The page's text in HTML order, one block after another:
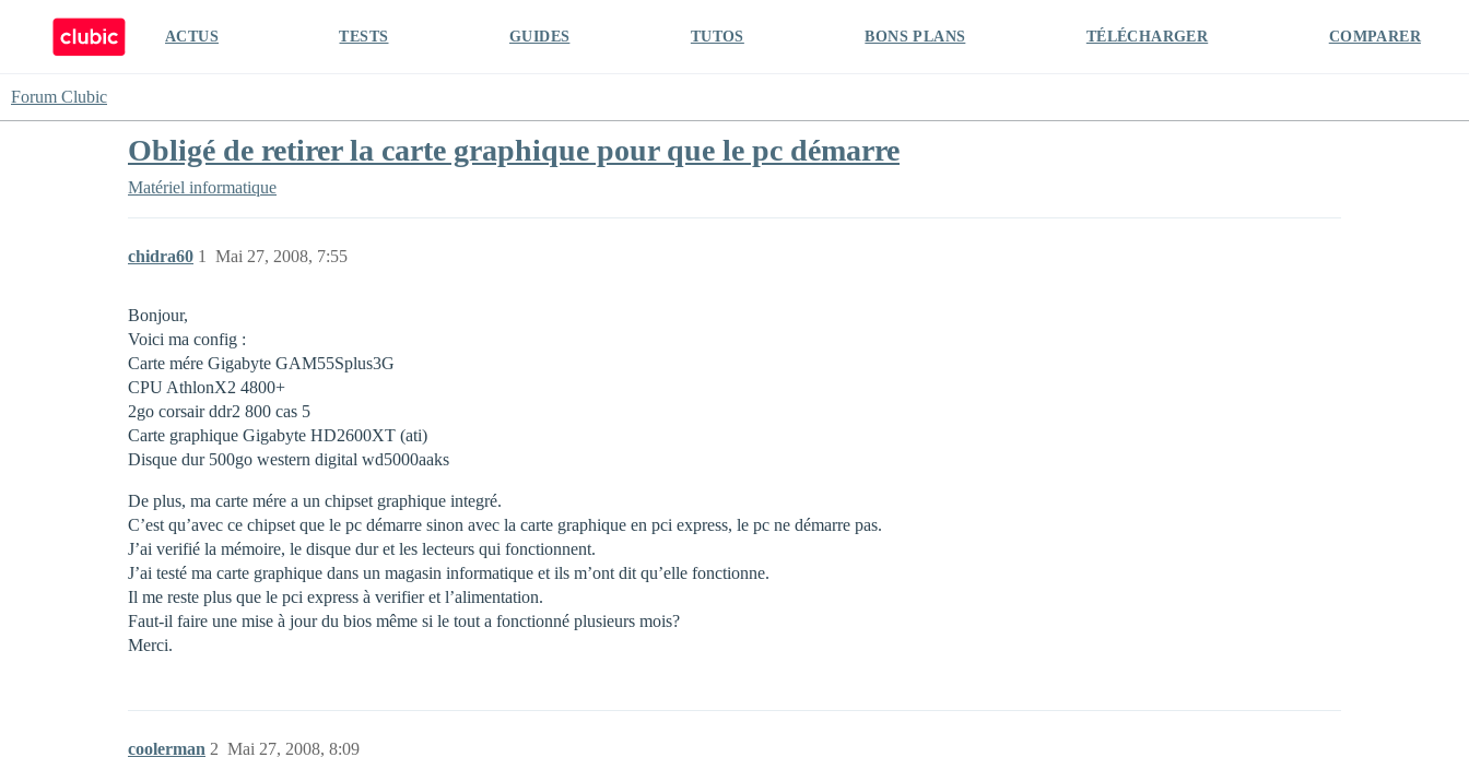
ACTUS TESTS GUIDES TUTOS BONS PLANS TÉLÉCHARGER COMPARER
Forum Clubic
Obligé de retirer la carte graphique pour que le pc démarre
Matériel informatique
chidra60 Mai 27, 2008, 7:55
1
Bonjour,
Voici ma config :
Carte mére Gigabyte GAM55Splus3G
CPU AthlonX2 4800+
2go corsair ddr2 800 cas 5
Carte graphique Gigabyte HD2600XT (ati)
Disque dur 500go western digital wd5000aaks
De plus, ma carte mére a un chipset graphique integré.
C’est qu’avec ce chipset que le pc démarre sinon avec la carte graphique en pci express, le pc ne démarre pas.
J’ai verifié la mémoire, le disque dur et les lecteurs qui fonctionnent.
J’ai testé ma carte graphique dans un magasin informatique et ils m’ont dit qu’elle fonctionne.
Il me reste plus que le pci express à verifier et l’alimentation.
Faut-il faire une mise à jour du bios même si le tout a fonctionné plusieurs mois?
Merci.
coolerman Mai 27, 2008, 8:09
2